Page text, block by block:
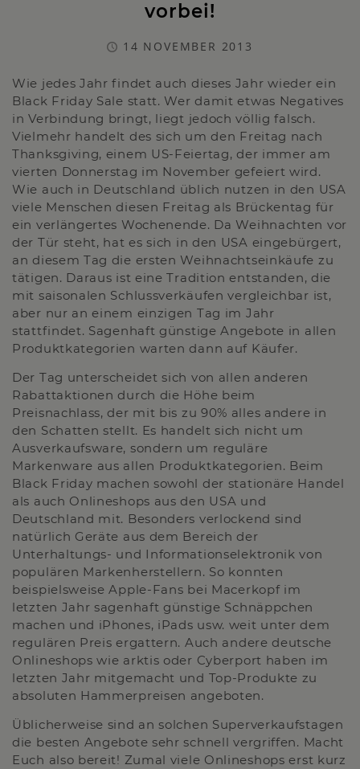
vorbei!
14 NOVEMBER 2013
Wie jedes Jahr findet auch dieses Jahr wieder ein
Black Friday Sale statt. Wer damit etwas Negatives
in Verbindung bringt, liegt jedoch völlig falsch.
Vielmehr handelt des sich um den Freitag nach
Thanksgiving, einem US-Feiertag, der immer am
vierten Donnerstag im November gefeiert wird.
Wie auch in Deutschland üblich nutzen in den USA
viele Menschen diesen Freitag als Brückentag für
ein verlängertes Wochenende. Da Weihnachten vor
der Tür steht, hat es sich in den USA eingebürgert,
an diesem Tag die ersten Weihnachtseinkäufe zu
tätigen. Daraus ist eine Tradition entstanden, die
mit saisonalen Schlussverkäufen vergleichbar ist,
aber nur an einem einzigen Tag im Jahr
stattfindet. Sagenhaft günstige Angebote in allen
Produktkategorien warten dann auf Käufer.
Der Tag unterscheidet sich von allen anderen
Rabattaktionen durch die Höhe beim
Preisnachlass, der mit bis zu 90% alles andere in
den Schatten stellt. Es handelt sich nicht um
Ausverkaufsware, sondern um reguläre
Markenware aus allen Produktkategorien. Beim
Black Friday machen sowohl der stationäre Handel
als auch Onlineshops aus den USA und
Deutschland mit. Besonders verlockend sind
natürlich Geräte aus dem Bereich der
Unterhaltungs- und Informationselektronik von
populären Markenherstellern. So konnten
beispielsweise Apple-Fans bei Macerkopf im
letzten Jahr sagenhaft günstige Schnäppchen
machen und iPhones, iPads usw. weit unter dem
regulären Preis ergattern. Auch andere deutsche
Onlineshops wie arktis oder Cyberport haben im
letzten Jahr mitgemacht und Top-Produkte zu
absoluten Hammerpreisen angeboten.
Üblicherweise sind an solchen Superverkaufstagen
die besten Angebote sehr schnell vergriffen. Macht
Euch also bereit! Zumal viele Onlineshops erst kurz